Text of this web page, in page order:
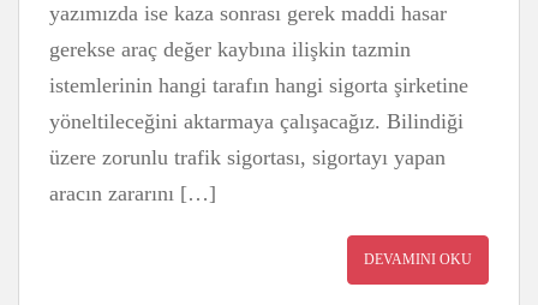
yazımızda ise kaza sonrası gerek maddi hasar
gerekse araç değer kaybına ilişkin tazmin
istemlerinin hangi tarafın hangi sigorta şirketine
yöneltileceğini aktarmaya çalışacağız. Bilindiği
üzere zorunlu trafik sigortası, sigortayı yapan
aracın zararını […]
DEVAMINI OKU